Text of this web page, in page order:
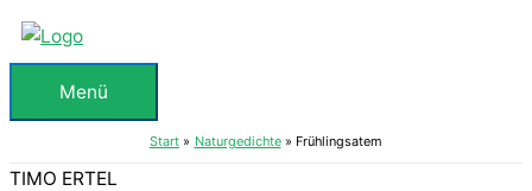
Zum
Inhalt
springenMenü
Menü
Start Naturgedichte Frühlingsatem
TIMO ERTEL